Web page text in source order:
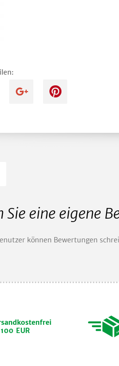
C D
Sie eine eigene
können Bewertungen
EUR